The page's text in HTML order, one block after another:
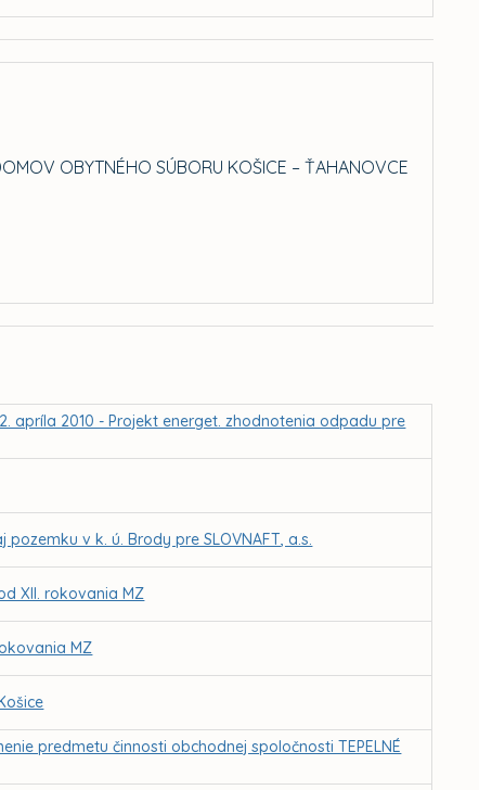
OBYTNÉHO SÚBORU KOŠICE – ŤAHANOVCE
apríla 2010 - Projekt energet. zhodnotenia odpadu pre
v k. ú. Brody pre SLOVNAFT, a.s.
XII. rokovania MZ
MZ
predmetu činnosti obchodnej spoločnosti TEPELNÉ